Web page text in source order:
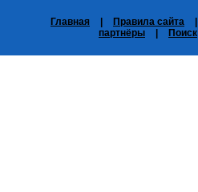
Главная Правила сайта
партнёры
Поиск